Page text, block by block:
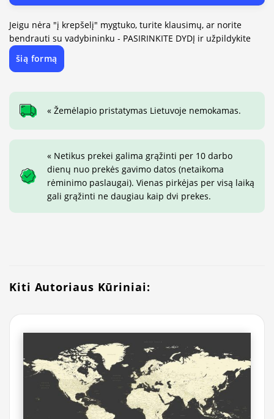
Jeigu nėra "į krepšelį" mygtuko, turite klausimų, ar norite
bendrauti su vadybininku - PASIRINKITE DYDĮ ir užpildykite
šią formą
« Žemėlapio pristatymas Lietuvoje nemokamas.
« Netikus prekei galima grąžinti per 10 darbo
dienų nuo prekės gavimo datos (netaikoma
rėminimo paslaugai). Vienas pirkėjas per visą laiką
gali grąžinti ne daugiau kaip dvi prekes.
Kiti Autoriaus Kūriniai: